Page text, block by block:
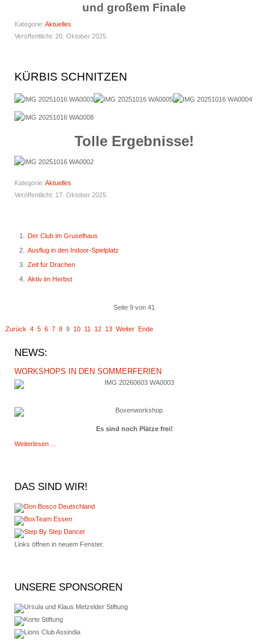
und großem Finale
Kategorie: Aktuelles
Veröffentlicht: 20. Oktober 2025
KÜRBIS SCHNITZEN
Tolle Ergebnisse!
Kategorie: Aktuelles
Veröffentlicht: 17. Oktober 2025
Der Club im Gruselhaus
Ausflug in den Indoor-Spielplatz
Zeit für Drachen
Aktiv im Herbst
Seite 9 von 41
Zurück 4 5 6 7 8 9 10 11 12 13 Weiter Ende
NEWS:
WORKSHOPS IN DEN SOMMERFERIEN
Es sind noch Plätze frei!
Weiterlesen ...
DAS SIND WIR!
Links öffnen in neuem Fenster.
UNSERE SPONSOREN